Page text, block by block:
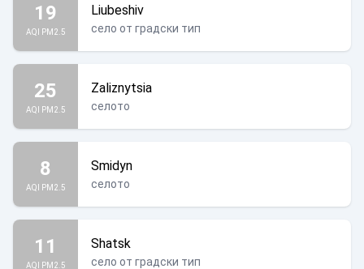
19
AQI PM2.5
Liubeshiv
село от градски тип
25
AQI PM2.5
Zaliznytsia
селото
8
AQI PM2.5
Smidyn
селото
11
AQI PM2.5
Shatsk
село от градски тип